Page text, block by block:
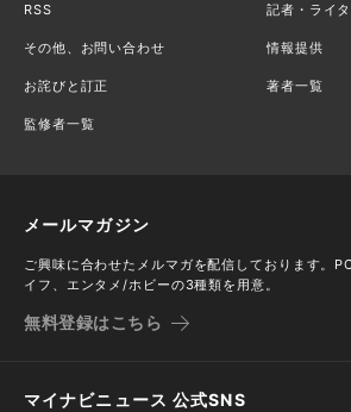
RSS 記者・ライ
その他、お問い合わせ 情報提供
お詫びと訂正 著者一覧
監修者一覧
メールマガジン
ご興味に合わせたメルマガを配信しております。
イフ、エンタメ/ホビーの3種類を用意。
無料登録はこちら
マイナビニュース 公式SNS